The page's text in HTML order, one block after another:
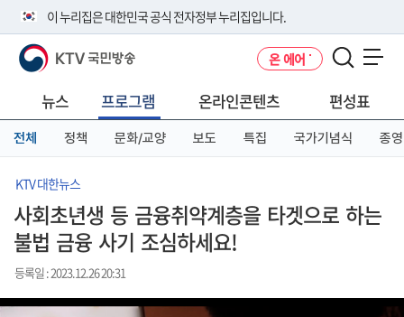
이 누리집은 대한민국 공식 전자정부 누리집입니다.
공식 누리집 주소 확인하기
니다.
이밖에 or.kr 또는 .kr등 다른 도메인 주소를 사용하고 있다면 아래 URL에
서 도메인 주소를 확인해 보세요
KTV 국민방송 온 에어
뉴스 프로그램 온라인콘텐츠 편성표
전체 정책 문화/교양 보도 특집 국가기념식 종영
KTV 대한뉴스
사회초년생 등 금융취약계층을 타겟으로 하는
불법 금융 사기 조심하세요!
등록일 : 2023.12.26 20:31